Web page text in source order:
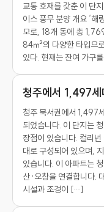
교통 호재를 갖춘 이 단
이스 풍무 분양 개요 ‘
모로, 18개 동에 총
84㎡의 다양한 타입으
있다. 현재는 잔여 가구
청주에서 1,497세
청주 북서권에서 1,497
되었습니다. 이 단지는
장점이 있습니다. 컬리
대로 구성되어 있으며,
있습니다. 이 아파트는
산·오창을 연결합니다.
시설과 조경이 […]